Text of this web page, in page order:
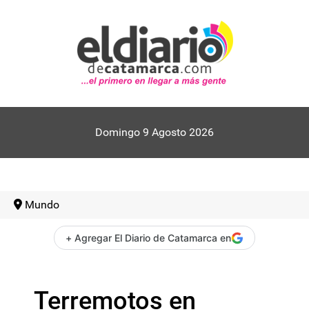
Domingo 9 Agosto 2026
Mundo
+ Agregar El Diario de Catamarca en
Terremotos en